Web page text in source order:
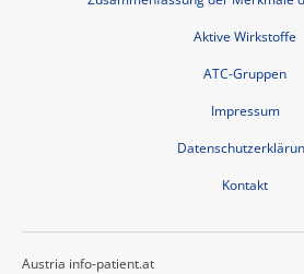
Aktive Wirkstoffe
ATC-Gruppen
Impressum
Kontakt
Austria info-patient.at